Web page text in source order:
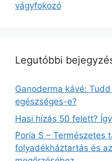
vágyfokozó
Legutóbbi
Ganoderma kávé:
egészséges-e?
Hasi hízás 50 felett?
Poria S – Természetes
folyadékháztartás és